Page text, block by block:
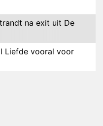
na exit uit De
Liefde vooral voor